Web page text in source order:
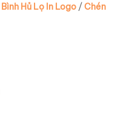
Bình Hủ Lọ In Logo/Chén